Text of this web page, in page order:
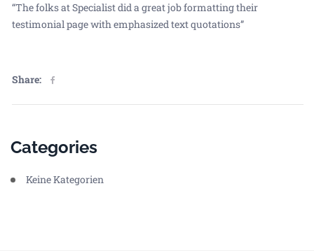
“The folks at Specialist did a great job formatting their
testimonial page with emphasized text quotations”
Share:
Categories
Keine Kategorien